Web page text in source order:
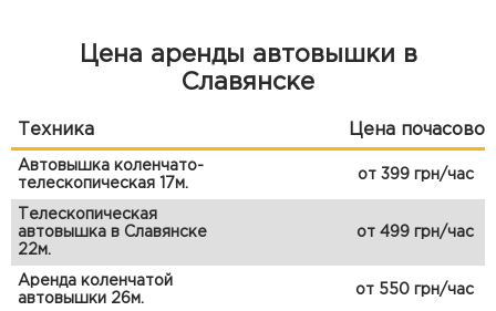
Цена аренды автовышки в
Славянске
Техника Цена почасово
Автовышка коленчато-
телескопическая 17м.
от 399 грн/час
Телескопическая
автовышка в Славянске
22м.
от 499 грн/час
Аренда коленчатой
автовышки 26м.
от 550 грн/час